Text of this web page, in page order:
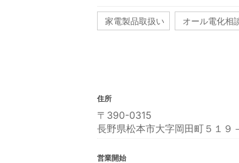
家電製品取扱い オール電化相
住所
〒390-0315
長野県松本市大字岡田町５１９
営業開始